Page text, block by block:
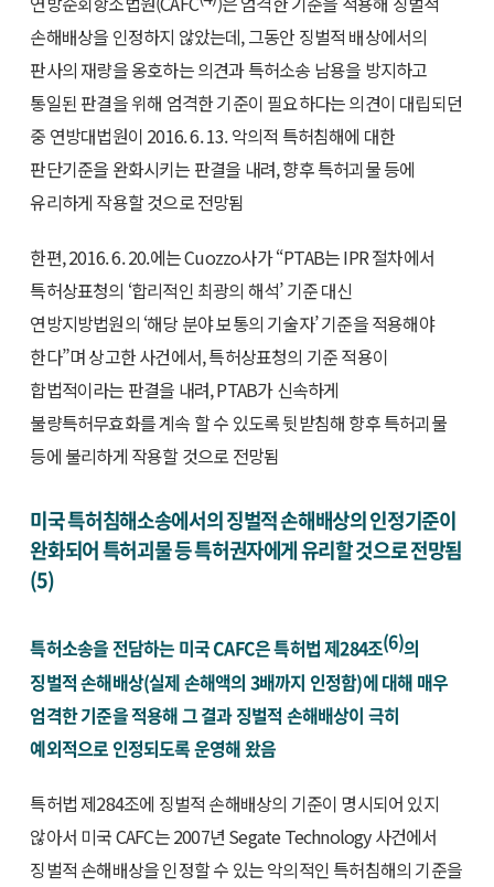
손해배상을 인정하지 않았는데, 그동안 징벌적 배상에서의
판사의 재량을 옹호하는 의견과 특허소송 남용을 방지하고
통일된 판결을 위해 엄격한 기준이 필요하다는 의견이 대립되던
중 연방대법원이 2016. 6. 13. 악의적 특허침해에 대한
판단기준을 완화시키는 판결을 내려, 향후 특허괴물 등에
유리하게 작용할 것으로 전망됨
한편, 2016. 6. 20.에는 Cuozzo사가 “PTAB는 IPR 절차에서
특허상표청의 ‘합리적인 최광의 해석’ 기준 대신
연방지방법원의 ‘해당 분야 보통의 기술자’ 기준을 적용해야
한다”며 상고한 사건에서, 특허상표청의 기준 적용이
합법적이라는 판결을 내려, PTAB가 신속하게
불량특허무효화를 계속 할 수 있도록 뒷받침해 향후 특허괴물
등에 불리하게 작용할 것으로 전망됨
미국 특허침해소송에서의 징벌적 손해배상의 인정기준이
완화되어 특허괴물 등 특허권자에게 유리할 것으로 전망됨
(5)
특허소송을 전담하는 미국 CAFC은 특허법 제284조(6)의
징벌적 손해배상(실제 손해액의 3배까지 인정함)에 대해 매우
엄격한 기준을 적용해 그 결과 징벌적 손해배상이 극히
예외적으로 인정되도록 운영해 왔음
특허법 제284조에 징벌적 손해배상의 기준이 명시되어 있지
않아서 미국 CAFC는 2007년 Segate Technology 사건에서
징벌적 손해배상을 인정할 수 있는 악의적인 특허침해의 기준을